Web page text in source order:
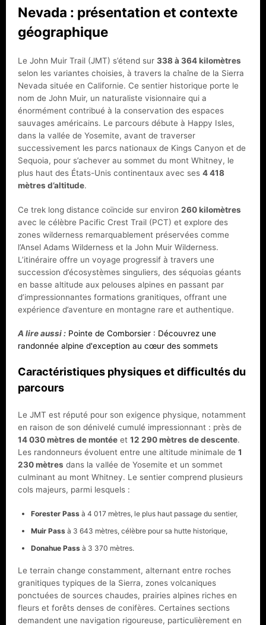
Nevada : présentation et contexte
géographique
Le John Muir Trail (JMT) s’étend sur 338 à 364 kilomètres
selon les variantes choisies, à travers la chaîne de la Sierra
Nevada située en Californie. Ce sentier historique porte le
nom de John Muir, un naturaliste visionnaire qui a
énormément contribué à la conservation des espaces
sauvages américains. Le parcours débute à Happy Isles,
dans la vallée de Yosemite, avant de traverser
successivement les parcs nationaux de Kings Canyon et de
Sequoia, pour s’achever au sommet du mont Whitney, le
plus haut des États-Unis continentaux avec ses 4 418
mètres d’altitude.
Ce trek long distance coïncide sur environ 260 kilomètres
avec le célèbre Pacific Crest Trail (PCT) et explore des
zones wilderness remarquablement préservées comme
l’Ansel Adams Wilderness et la John Muir Wilderness.
L’itinéraire offre un voyage progressif à travers une
succession d’écosystèmes singuliers, des séquoias géants
en basse altitude aux pelouses alpines en passant par
d’impressionnantes formations granitiques, offrant une
expérience d’aventure en montagne rare et authentique.
A lire aussi : Pointe de Comborsier : Découvrez une
randonnée alpine d'exception au cœur des sommets
Caractéristiques physiques et difficultés du
parcours
Le JMT est réputé pour son exigence physique, notamment
en raison de son dénivelé cumulé impressionnant : près de
14 030 mètres de montée et 12 290 mètres de descente.
Les randonneurs évoluent entre une altitude minimale de 1
230 mètres dans la vallée de Yosemite et un sommet
culminant au mont Whitney. Le sentier comprend plusieurs
cols majeurs, parmi lesquels :
Forester Pass à 4 017 mètres, le plus haut passage du sentier,
Muir Pass à 3 643 mètres, célèbre pour sa hutte historique,
Donahue Pass à 3 370 mètres.
Le terrain change constamment, alternant entre roches
granitiques typiques de la Sierra, zones volcaniques
ponctuées de sources chaudes, prairies alpines riches en
fleurs et forêts denses de conifères. Certaines sections
demandent une navigation rigoureuse, particulièrement en